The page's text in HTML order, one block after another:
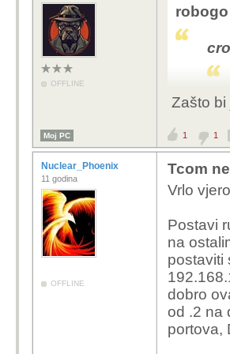
OFFLINE
robogo
Zašto bi
Moj PC 1 1
Nuclear_Phoenix
11 godina
OFFLINE
Tcom
Vrlo
Postavi
na
postaviti
dobro
od .2 na
portova,